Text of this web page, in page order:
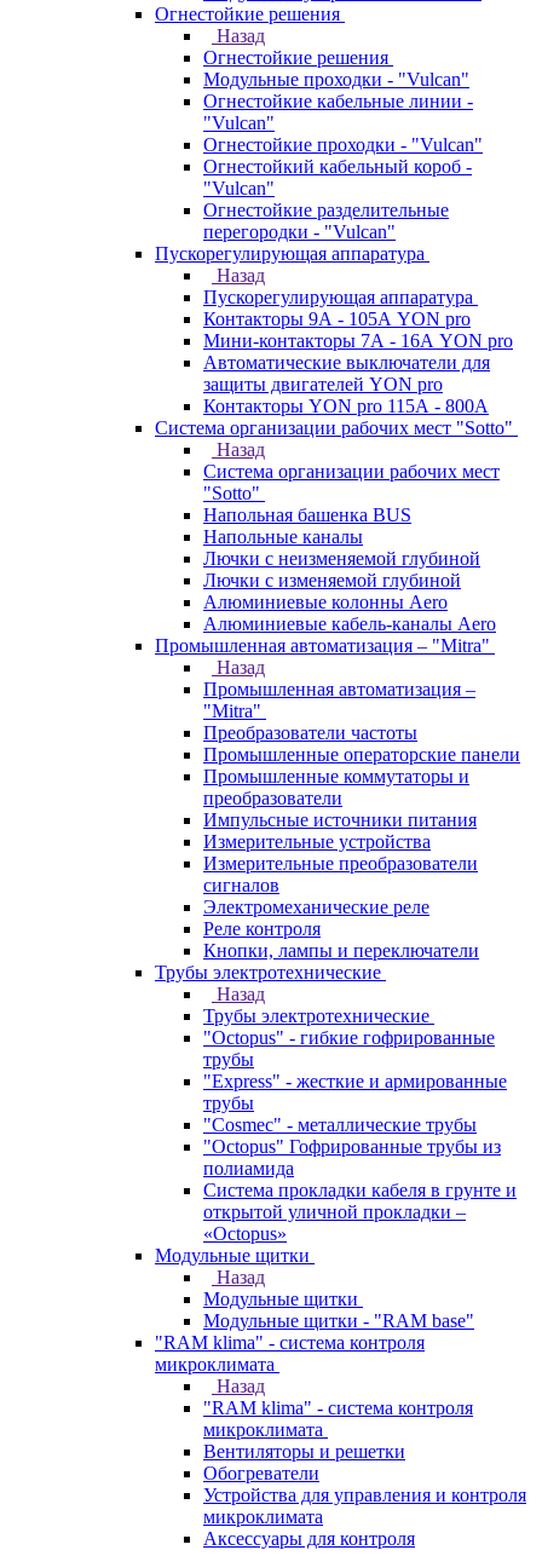
Огнестойкие решения
Назад
Огнестойкие решения
Модульные проходки - "Vulcan"
Огнестойкие кабельные линии -
"Vulcan"
Огнестойкие проходки - "Vulcan"
Огнестойкий кабельный короб -
"Vulcan"
Огнестойкие разделительные
перегородки - "Vulcan"
Пускорегулирующая аппаратура
Назад
Пускорегулирующая аппаратура
Контакторы 9А - 105А YON pro
Мини-контакторы 7А - 16А YON pro
Автоматические выключатели для
защиты двигателей YON pro
Контакторы YON pro 115А - 800А
Система организации рабочих мест "Sotto"
Назад
Система организации рабочих мест
"Sotto"
Напольная башенка BUS
Напольные каналы
Лючки с неизменяемой глубиной
Лючки с изменяемой глубиной
Алюминиевые колонны Aero
Алюминиевые кабель-каналы Aero
Промышленная автоматизация – "Mitra"
Назад
Промышленная автоматизация –
"Mitra"
Преобразователи частоты
Промышленные операторские панели
Промышленные коммутаторы и
преобразователи
Импульсные источники питания
Измерительные устройства
Измерительные преобразователи
сигналов
Электромеханические реле
Реле контроля
Кнопки, лампы и переключатели
Трубы электротехнические
Назад
Трубы электротехнические
"Octopus" - гибкие гофрированные
трубы
"Express" - жесткие и армированные
трубы
"Cosmec" - металлические трубы
"Octopus" Гофрированные трубы из
полиамида
Система прокладки кабеля в грунте и
открытой уличной прокладки –
«Octopus»
Модульные щитки
Назад
Модульные щитки
Модульные щитки - "RAM base"
"RAM klima" - система контроля
микроклимата
Назад
"RAM klima" - система контроля
микроклимата
Вентиляторы и решетки
Обогреватели
Устройства для управления и контроля
микроклимата
Аксессуары для контроля